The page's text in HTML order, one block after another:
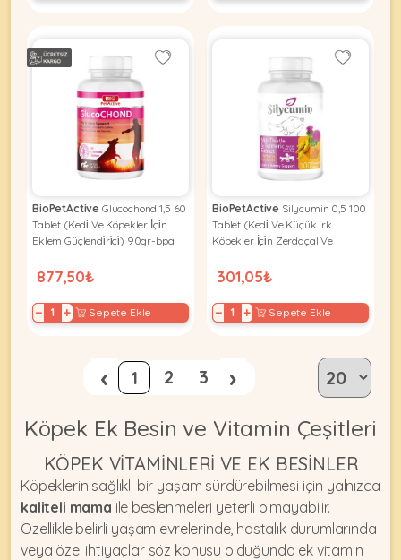
BioPetActive Glucochond 1,5 60
Tablet (Kedi̇ Ve Köpekler İçi̇n
Eklem Güçlendi̇ri̇ci̇) 90gr-bpa
877,50₺
− + Sepete Ekle
BioPetActive Silycumin 0,5 100
Tablet (Kedi̇ Ve Küçük Irk
Köpekler İçi̇n Zerdaçal Ve
301,05₺
− + Sepete Ekle
‹ 1 2 3 ›
Köpek Ek Besin ve Vitamin Çeşitleri
KÖPEK VITAMINLERI VE EK BESINLER
Köpeklerin sağlıklı bir yaşam sürdürebilmesi için yalnızca
kaliteli mama ile beslenmeleri yeterli olmayabilir.
Özellikle belirli yaşam evrelerinde, hastalık durumlarında
veya özel ihtiyaçlar söz konusu olduğunda ek vitamin